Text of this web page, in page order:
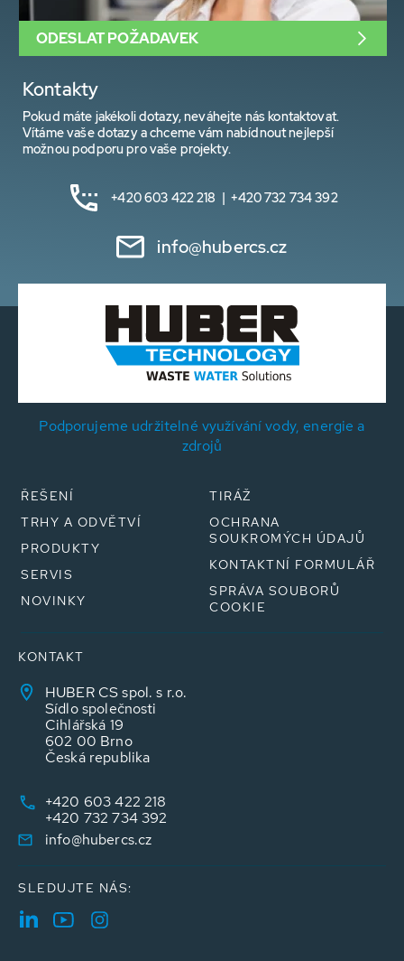
Kontakty
Pokud máte jakékoli dotazy, neváhejte nás kontaktovat.
Vítáme vaše dotazy a chceme vám nabídnout nejlepší
možnou podporu pro vaše projekty.
+420 603 422 218 | +420 732 734 392
info@hubercs.cz
ODESLAT POŽADAVEK
Podporujeme udržitelné využívání vody, energie a
zdrojů
ŘEŠENÍ
TRHY A ODVĚTVÍ
PRODUKTY
SERVIS
NOVINKY
TIRÁŽ
OCHRANA
SOUKROMÝCH ÚDAJŮ
KONTAKTNÍ FORMULÁŘ
SPRÁVA SOUBORŮ
COOKIE
KONTAKT
HUBER CS spol. s r.o.
Sídlo společnosti
Cihlářská 19
602 00 Brno
Česká republika
+420 603 422 218
+420 732 734 392
info@hubercs.cz
SLEDUJTE NÁS: